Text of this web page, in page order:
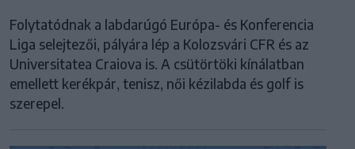
Folytatódnak a labdarúgó Európa- és Konferencia
Liga selejtezői, pályára lép a Kolozsvári CFR és az
Universitatea Craiova is. A csütörtöki kínálatban
emellett kerékpár, tenisz, női kézilabda és golf is
szerepel.